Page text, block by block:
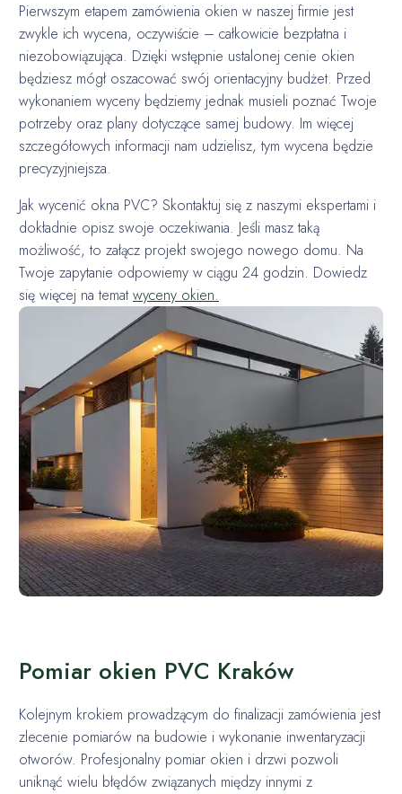
Pierwszym etapem zamówienia okien w naszej firmie jest
zwykle ich wycena, oczywiście – całkowicie bezpłatna i
niezobowiązująca. Dzięki wstępnie ustalonej cenie okien
będziesz mógł oszacować swój orientacyjny budżet. Przed
wykonaniem wyceny będziemy jednak musieli poznać Twoje
potrzeby oraz plany dotyczące samej budowy. Im więcej
szczegółowych informacji nam udzielisz, tym wycena będzie
precyzyjniejsza.
Jak wycenić okna PVC? Skontaktuj się z naszymi ekspertami i
dokładnie opisz swoje oczekiwania. Jeśli masz taką
możliwość, to załącz projekt swojego nowego domu. Na
Twoje zapytanie odpowiemy w ciągu 24 godzin. Dowiedz
się więcej na tematwyceny okien.
Pomiar okien PVC Kraków
Kolejnym krokiem prowadzącym do finalizacji zamówienia jest
zlecenie pomiarów na budowie i wykonanie inwentaryzacji
otworów. Profesjonalny pomiar okien i drzwi pozwoli
uniknąć wielu błędów związanych między innymi z